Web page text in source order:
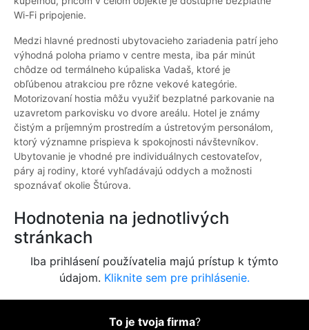
Wi-Fi pripojenie.
Medzi hlavné prednosti ubytovacieho zariadenia patrí jeho
výhodná poloha priamo v centre mesta, iba pár minút
chôdze od termálneho kúpaliska Vadaš, ktoré je
obľúbenou atrakciou pre rôzne vekové kategórie.
Motorizovaní hostia môžu využiť bezplatné parkovanie na
uzavretom parkovisku vo dvore areálu. Hotel je známy
čistým a príjemným prostredím a ústretovým personálom,
ktorý významne prispieva k spokojnosti návštevníkov.
Ubytovanie je vhodné pre individuálnych cestovateľov,
páry aj rodiny, ktoré vyhľadávajú oddych a možnosti
spoznávať okolie Štúrova.
Hodnotenia na jednotlivých
stránkach
Iba prihlásení používatelia majú prístup k týmto
údajom. Kliknite sem pre prihlásenie.
To je tvoja firma?